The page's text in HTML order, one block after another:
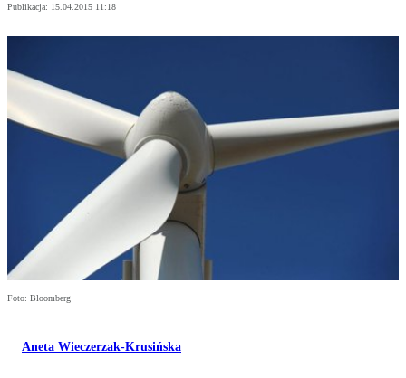
Publikacja: 15.04.2015 11:18
Foto: Bloomberg
Aneta Wieczerzak-Krusińska